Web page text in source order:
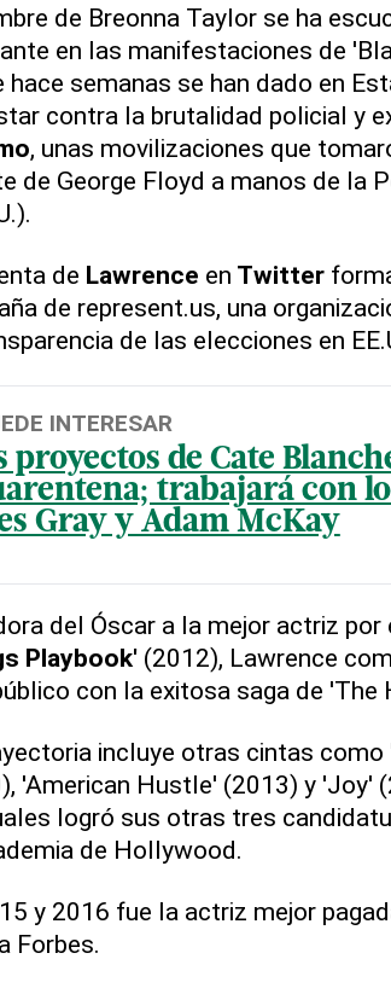
de Breonna Taylor se ha
en las manifestaciones de
hace semanas se han dado en
contra la brutalidad policial y
, unas movilizaciones que
de George Floyd a manos de la
de Lawrence en Twitter
de represent.us, una
de las elecciones en
INTERESAR
proyectos de Cate
trabajará con
Gray y Adam McKay
del Óscar a la mejor actriz
Playbook'(2012), Lawrence
con la exitosa saga de 'The
incluye otras cintas como
'American Hustle' (2013) y 'Joy'
logró sus otras tres
de Hollywood.
y 2016 fue la actriz mejor
Forbes.